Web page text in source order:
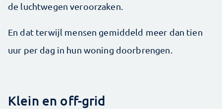
de luchtwegen veroorzaken.
En dat terwijl mensen gemiddeld meer dan tien
uur per dag in hun woning doorbrengen.
Klein en off-grid